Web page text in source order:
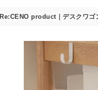
Re:CENO product｜デスクワ